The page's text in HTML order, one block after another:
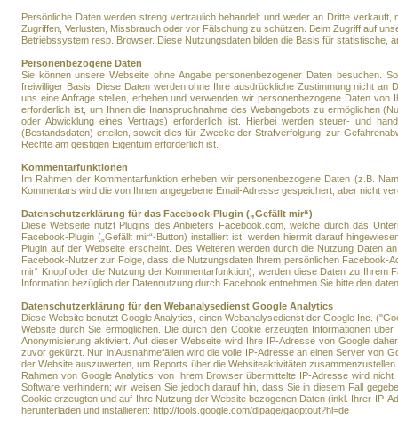
Persönliche Daten werden streng vertraulich behandelt und weder an Dritte
Zugriffen, Verlusten, Missbrauch oder vor Fälschung zu schützen. Beim Zugriff auf
Betriebssystem resp. Browser. Diese Nutzungsdaten bilden die Basis für
Personenbezogene Daten
Sie können unsere Webseite ohne Angabe personenbezogener Daten besuchen.
freiwilliger Basis. Diese Daten werden ohne Ihre ausdrückliche Zustimmung nicht an
uns eine Anfrage stellen, erheben und verwenden wir personenbezogene Daten
erforderlich ist, um Ihnen die Inanspruchnahme des Webangebots zu ermöglichen
oder Abwicklung eines Vertrags) erforderlich ist. Hierbei werden steuer- und
(Bestandsdaten) erteilen, soweit dies für Zwecke der Strafverfolgung, zur
Rechte am geistigen Eigentum erforderlich ist.
Kommentarfunktionen
Im Rahmen der Kommentarfunktion erheben wir personenbezogene Daten (z.B.
Kommentars wird die von Ihnen angegebene Email-Adresse gespeichert, aber nicht
Datenschutzerklärung für das Facebook-Plugin („Gefällt mir“)
Diese Webseite nutzt Plugins des Anbieters Facebook.com, welche durch das
Facebook-Plugin („Gefällt mir“-Button) installiert ist, werden hiermit darauf
Plugin auf der Webseite erscheint. Des Weiteren werden durch die Nutzung Daten
Facebook-Nutzer zur Folge, dass die Nutzungsdaten Ihrem persönlichen Facebook-
mir“ Knopf oder die Nutzung der Kommentarfunktion), werden diese Daten zu
Information bezüglich der Datennutzung durch Facebook entnehmen Sie bitte den
Datenschutzerklärung für den Webanalysedienst Google Analytics
Diese Website benutzt Google Analytics, einen Webanalysedienst der Google Inc.
Website durch Sie ermöglichen. Die durch den Cookie erzeugten Informationen
Anonymisierung aktiviert. Auf dieser Webseite wird Ihre IP-Adresse von Google
zuvor gekürzt. Nur in Ausnahmefällen wird die volle IP-Adresse an einen Server von
der Website auszuwerten, um Reports über die Websiteaktivitäten
Rahmen von Google Analytics von Ihrem Browser übermittelte IP-Adresse wird
Software verhindern; wir weisen Sie jedoch darauf hin, dass Sie in diesem Fall
Cookie erzeugten und auf Ihre Nutzung der Website bezogenen Daten (inkl. Ihrer IP-
herunterladen und installieren: http://tools.google.com/dlpage/gaoptout?hl=de